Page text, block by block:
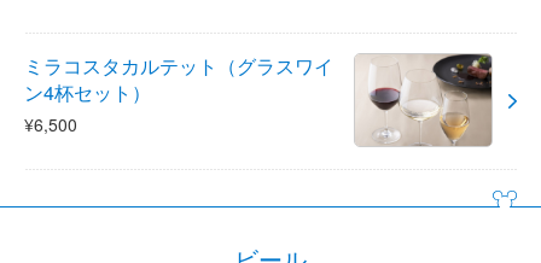
ミラコスタカルテット（グラスワイ
ン4杯セット）
¥6,500